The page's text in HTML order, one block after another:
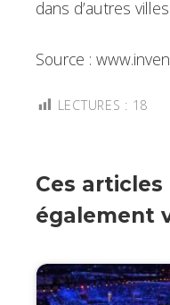
dans d’autres
Source :
LECTURES : 18
Ces
également